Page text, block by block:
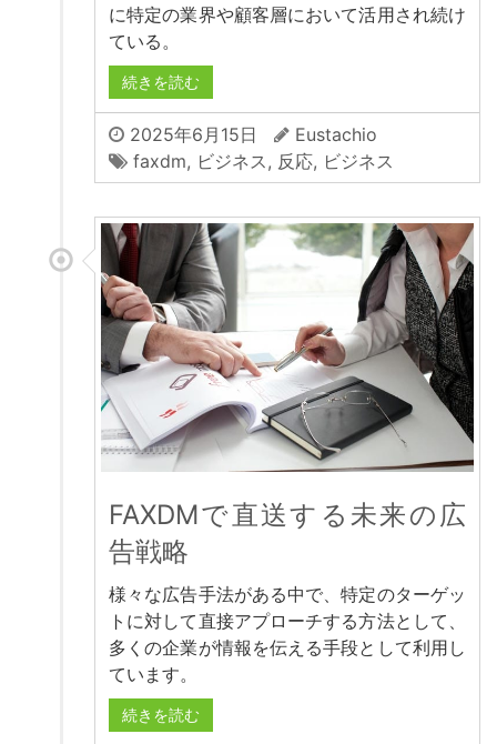
に特定の業界や顧客層において活用され続け
ている。
続きを読む
2025年6月15日
Eustachio
faxdm, ビジネス , 反応, ビジネス
FAXDMで直送する未来の広
告戦略
様々な広告手法がある中で、特定のターゲッ
トに対して直接アプローチする方法として、
多くの企業が情報を伝える手段として利用し
ています。
続きを読む